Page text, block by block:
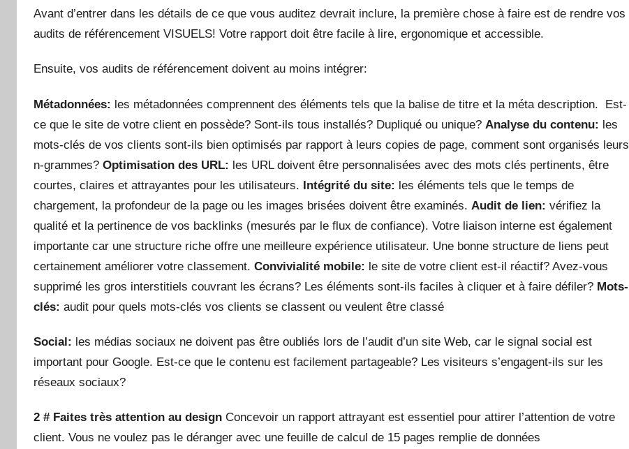
Avant d’entrer dans les détails de ce que vous auditez devrait inclure, la première chose à faire est de rendre vos
audits de référencement VISUELS! Votre rapport doit être facile à lire, ergonomique et accessible.
Ensuite, vos audits de référencement doivent au moins intégrer:
Métadonnées: les métadonnées comprennent des éléments tels que la balise de titre et la méta description. Est-
ce que le site de votre client en possède? Sont-ils tous installés? Dupliqué ou unique? Analyse du contenu: les
mots-clés de vos clients sont-ils bien optimisés par rapport à leurs copies de page, comment sont organisés leurs
n-grammes? Optimisation des URL: les URL doivent être personnalisées avec des mots clés pertinents, être
courtes, claires et attrayantes pour les utilisateurs. Intégrité du site: les éléments tels que le temps de
chargement, la profondeur de la page ou les images brisées doivent être examinés. Audit de lien: vérifiez la
qualité et la pertinence de vos backlinks (mesurés par le flux de confiance). Votre liaison interne est également
importante car une structure riche offre une meilleure expérience utilisateur. Une bonne structure de liens peut
certainement améliorer votre classement. Convivialité mobile: le site de votre client est-il réactif? Avez-vous
supprimé les gros interstitiels couvrant les écrans? Les éléments sont-ils faciles à cliquer et à faire défiler? Mots-
clés: audit pour quels mots-clés vos clients se classent ou veulent être classé
Social: les médias sociaux ne doivent pas être oubliés lors de l’audit d’un site Web, car le signal social est
important pour Google. Est-ce que le contenu est facilement partageable? Les visiteurs s’engagent-ils sur les
réseaux sociaux?
2 # Faites très attention au design Concevoir un rapport attrayant est essentiel pour attirer l’attention de votre
client. Vous ne voulez pas le déranger avec une feuille de calcul de 15 pages remplie de données